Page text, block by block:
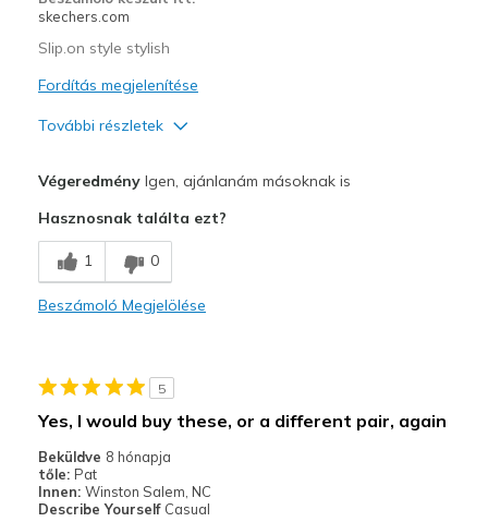
skechers.com
Slip.on style stylish
Fordítás megjelenítése
További részletek
Legjobb használat
Casual Wear
View On Shoes
I'm Into Shoes
VégeredményIgen, ajánlanám másoknak is
Hasznosnak találta ezt?
1 0
Beszámoló Megjelölése
5
Yes, I would buy these, or a different pair, again
Beküldve 8 hónapja
tőle: Pat
Innen: Winston Salem, NC
Describe Yourself Casual